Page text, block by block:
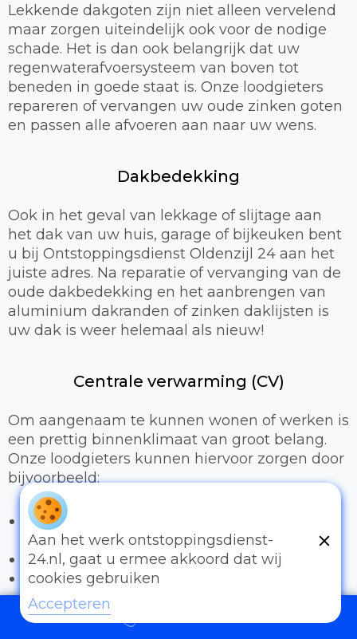
Lekkende dakgoten zijn niet alleen vervelend
maar zorgen uiteindelijk ook voor de nodige
schade. Het is dan ook belangrijk dat uw
regenwaterafvoersysteem van boven tot
beneden in goede staat is. Onze loodgieters
repareren of vervangen uw oude zinken goten
en passen alle afvoeren aan naar uw wens.
Dakbedekking
Ook in het geval van lekkage of slijtage aan
het dak van uw huis, garage of bijkeuken bent
u bij Ontstoppingsdienst Oldenzijl 24 aan het
juiste adres. Na reparatie of vervanging van de
oude dakbedekking en het aanbrengen van
aluminium dakranden of zinken daklijsten is
uw dak is weer helemaal als nieuw!
Centrale verwarming (CV)
Om aangenaam te kunnen wonen of werken is
een prettig binnenklimaat van groot belang.
Onze loodgieters kunnen hiervoor zorgen door
bijvoorbeeld:
Het uitbreiden of compleet installeren van
een cv-installatie
Vervangen van radiatoren/radiatorkranen
Vloerverwarming
Aan het werk ontstoppingsdienst-
24.nl, gaat u ermee akkoord dat wij
cookies gebruiken
Accepteren